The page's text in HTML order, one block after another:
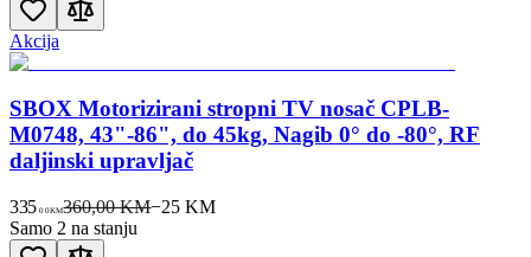
Akcija
SBOX Motorizirani stropni TV nosač CPLB-
M0748, 43"-86", do 45kg, Nagib 0° do -80°, RF
daljinski upravljač
335 00KM360,00 KM−25 KM
Samo 2 na stanju